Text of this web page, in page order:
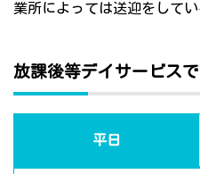
業所によっては送迎をして
放課後等デイサービス
平日